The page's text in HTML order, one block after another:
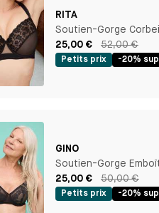
RITA
Soutien-Gorge
25,00 €
52,00 €
Petits prix -20%
GINO
Soutien-Gorge
25,00 €
50,00 €
Petits prix -20%